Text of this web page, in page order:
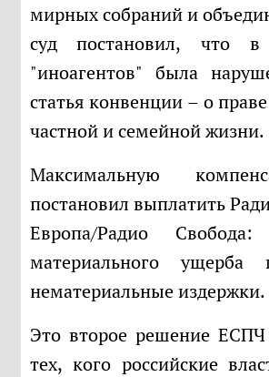
мирных собраний и
суд постановил, что в
"иноагентов" была
статья конвенции – о
частной и семейной жизни.
Максимальную компенсацию суд
постановил выплатить
Европа/Радио
материального
нематериальные издержки.
Это второе решение ЕСПЧ по жалобам
тех, кого российские